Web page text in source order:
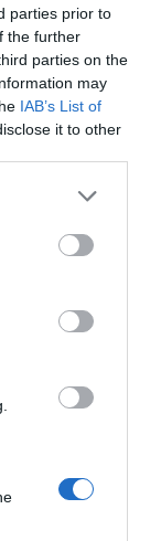
parties prior to
the further
parties on the
may
IAB’s List of
it to other
Barcelona,
y gustosa
defiende
un tataki de
tradición se